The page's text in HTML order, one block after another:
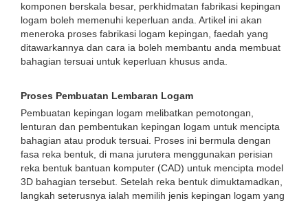
komponen berskala besar, perkhidmatan fabrikasi kepingan
logam boleh memenuhi keperluan anda. Artikel ini akan
meneroka proses fabrikasi logam kepingan, faedah yang
ditawarkannya dan cara ia boleh membantu anda membuat
bahagian tersuai untuk keperluan khusus anda.
Proses Pembuatan Lembaran Logam
Pembuatan kepingan logam melibatkan pemotongan,
lenturan dan pembentukan kepingan logam untuk mencipta
bahagian atau produk tersuai. Proses ini bermula dengan
fasa reka bentuk, di mana jurutera menggunakan perisian
reka bentuk bantuan komputer (CAD) untuk mencipta model
3D bahagian tersebut. Setelah reka bentuk dimuktamadkan,
langkah seterusnya ialah memilih jenis kepingan logam yang